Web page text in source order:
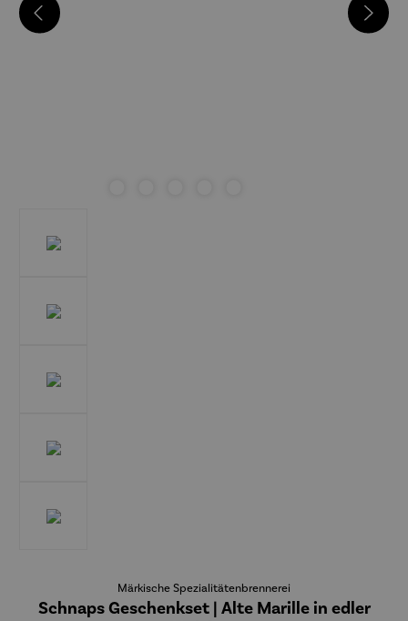
Märkische Spezialitätenbrennerei
Schnaps Geschenkset | Alte Marille in edler